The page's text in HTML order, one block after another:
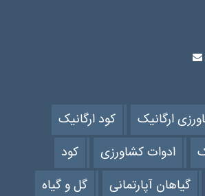
ارگانیک
کود ارگانیک
ادوات کشاورزی
کود
گیاهان آپارتمانی
گل و گیاه